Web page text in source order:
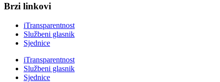
Brzi linkovi
iTransparentnost
Službeni glasnik
Sjednice
iTransparentnost
Službeni glasnik
Sjednice